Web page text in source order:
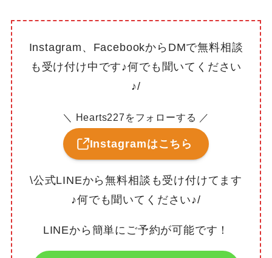
Instagram、FacebookからDMで無料相談
も受け付け中です♪何でも聞いてください
♪/
＼ Hearts227をフォローする ／
Instagramはこちら
\公式LINEから無料相談も受け付けてます
♪何でも聞いてください♪/
LINEから簡単にご予約が可能です！